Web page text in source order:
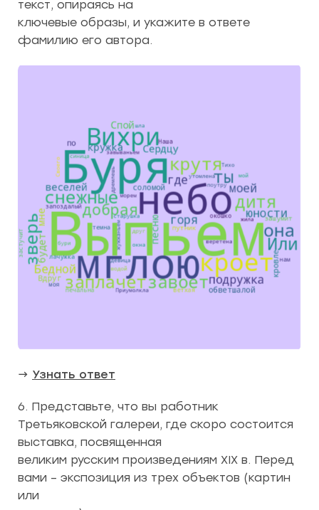
текст, опираясь на
ключевые образы, и укажите в ответе
фамилию его автора.
→ Узнать ответ
6. Представьте, что вы работник
Третьяковской галереи, где скоро состоится
выставка, посвященная
великим русским произведениям XIX в. Перед
вами – экспозиция из трех объектов (картин
или